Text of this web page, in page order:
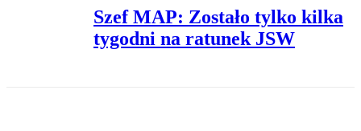
Szef MAP: Zostało tylko kilka
tygodni na ratunek JSW